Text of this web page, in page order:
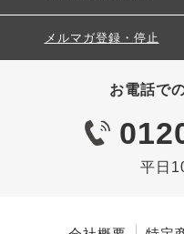
お電話で
平日
メルマガ登録・停止